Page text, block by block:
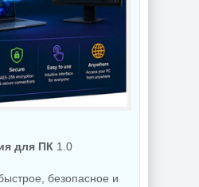
Создание
коллажей Shotcut
26.8.1 + Portable
для ПК 1.0
безопасное и